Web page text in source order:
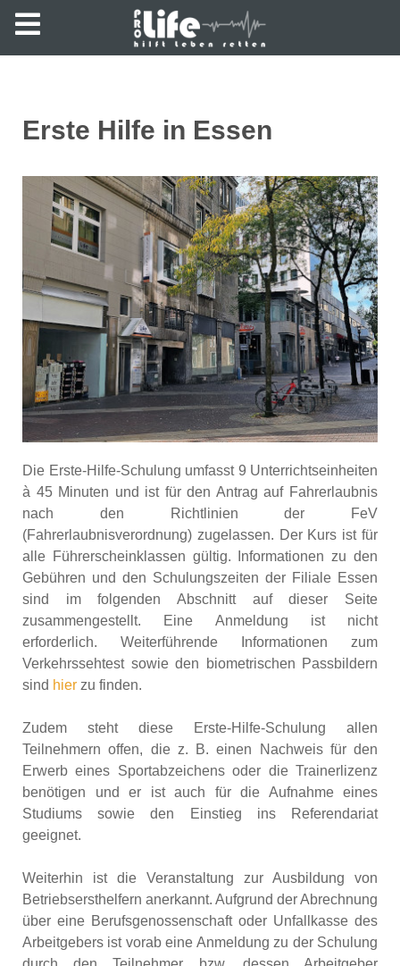
Erste Hilfe in Essen
Die Erste-Hilfe-Schulung umfasst 9 Unterrichtseinheiten
à 45 Minuten und ist für den Antrag auf Fahrerlaubnis
nach den Richtlinien der FeV
(Fahrerlaubnisverordnung) zugelassen. Der Kurs ist für
alle Führerscheinklassen gültig. Informationen zu den
Gebühren und den Schulungszeiten der Filiale Essen
sind im folgenden Abschnitt auf dieser Seite
zusammengestellt. Eine Anmeldung ist nicht
erforderlich. Weiterführende Informationen zum
Verkehrssehtest sowie den biometrischen Passbildern
sind hier zu finden.
Zudem steht diese Erste-Hilfe-Schulung allen
Teilnehmern offen, die z. B. einen Nachweis für den
Erwerb eines Sportabzeichens oder die Trainerlizenz
benötigen und er ist auch für die Aufnahme eines
Studiums sowie den Einstieg ins Referendariat
geeignet.
Weiterhin ist die Veranstaltung zur Ausbildung von
Betriebsersthelfern anerkannt. Aufgrund der Abrechnung
über eine Berufsgenossenschaft oder Unfallkasse des
Arbeitgebers ist vorab eine Anmeldung zu der Schulung